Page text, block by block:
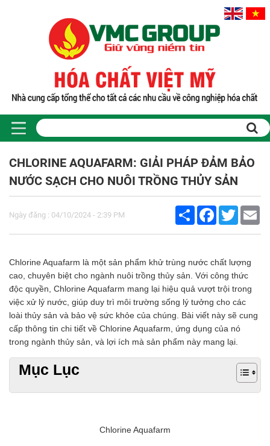
Sản phẩm
PHỤ GIA THỰC PHẨM
Tinh bột biến tính
Hương liệu thực phẩm
Chất phụ gia chống đông vón
Chất phụ gia tạo cấu trúc
Chất phụ gia bảo quản
Chất phụ gia nem giò chả
Chất phụ gia bún mì phở
Chất phụ gia bánh kẹo kem
Chất phụ gia nước giải khát
Chất phụ gia xúc xích
Chất phụ gia nước mắm
CHLORINE AQUAFARM: GIẢI PHÁP ĐẢM BẢO
NƯỚC SẠCH CHO NUÔI TRỒNG THỦY SẢN
Ngày đăng : 04/10/2024 - 2:39 PM
Share FacebookTwitter
Chlorine Aquafarm là một sản phẩm khử trùng nước chất lượng
cao, chuyên biệt cho ngành nuôi trồng thủy sản. Với công thức
độc quyền, Chlorine Aquafarm mang lại hiệu quả vượt trội trong
việc xử lý nước, giúp duy trì môi trường sống lý tưởng cho các
loài thủy sản và bảo vệ sức khỏe của chúng. Bài viết này sẽ cung
cấp thông tin chi tiết về Chlorine Aquafarm, ứng dụng của nó
trong ngành thủy sản, và lợi ích mà sản phẩm này mang lại.
Mục Lục
Chlorine Aquafarm